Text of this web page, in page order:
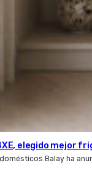
elegido mejor
Balay ha